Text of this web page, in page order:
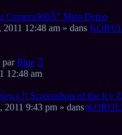
Camera360Â° Mini-Demo
2011 12:48 am » dans
parBlue
12:48 am
!! Screenshots of the Icy
2011 9:43 pm » dans